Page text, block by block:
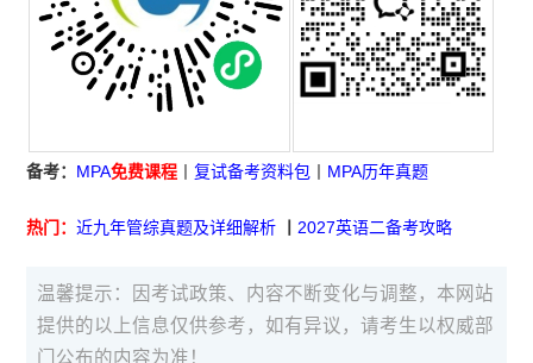
备考： MPA免费课程 丨复试备考资料包 MPA历年真题
热门：近九年管综真题及详细解析 丨2027英语二备考攻略
温馨提示：因考试政策、内容不断变化与调整，本网站
提供的以上信息仅供参考，如有异议，请考生以权威部
门公布的内容为准！